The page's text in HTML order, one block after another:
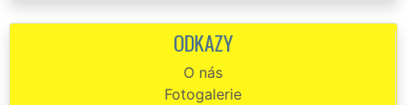
Touto cestou děkuji všem pracovníkům firmy EXTRA STĚHOVÁNÍ
za poskytnuté stěhovací služby. Velmi mi pomohly při stěhování
posilovny v Českém Krumlově. Za jejich služby dávám palec nahoru
👍 a rozhodně všem doporučuji využít jejích schopnosti.
ODKAZY
O nás